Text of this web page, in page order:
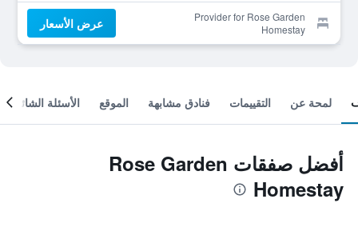
Provider for Rose Garden
Homestay
عرض الأسعار
لمحة عن التقييمات فنادق مشابهة الموقع الأسئلة الشائعة
أفضل صفقات Rose Garden
Homestay